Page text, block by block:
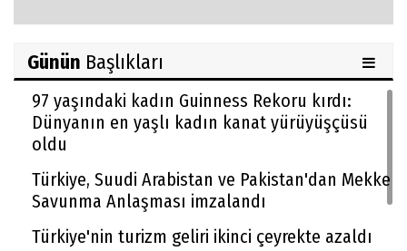
Günün Başlıkları
97 yaşındaki kadın Guinness Rekoru kırdı:
Dünyanın en yaşlı kadın kanat yürüyüşçüsü
oldu
Türkiye, Suudi Arabistan ve Pakistan'dan Mekke
Savunma Anlaşması imzalandı
Türkiye'nin turizm geliri ikinci çeyrekte azaldı